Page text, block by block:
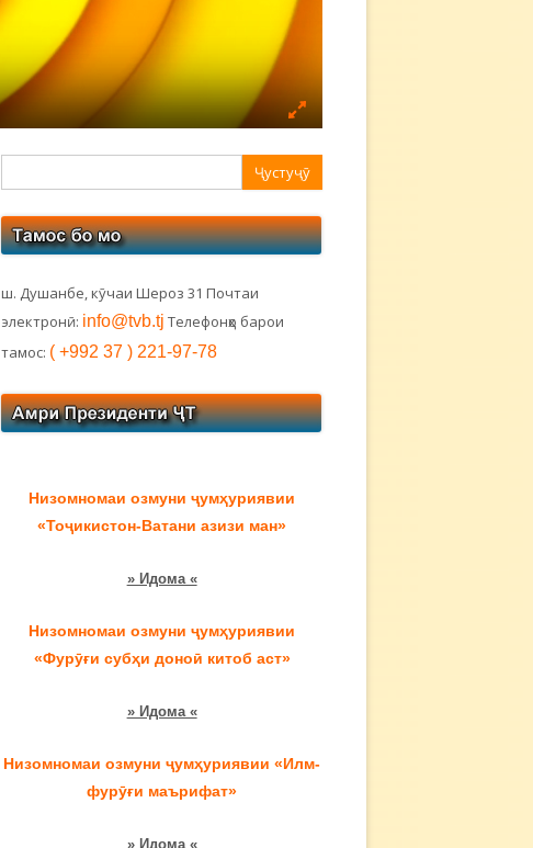
боковая
ш. Душанбе, кӯчаи Шероз 31 Почтаи
электронӣ: info@tvb.tj Телефонҳо барои
тамос: ( +992 37 ) 221-97-78
Низомномаи озмуни ҷумҳуриявии
«Тоҷикистон-Ватани азизи ман»
» Идома «
Низомномаи озмуни ҷумҳуриявии
«Фурӯғи субҳи доноӣ китоб аст»
» Идома «
Низомномаи озмуни ҷумҳуриявии «Илм-
фурӯғи маърифат»
» Идома «